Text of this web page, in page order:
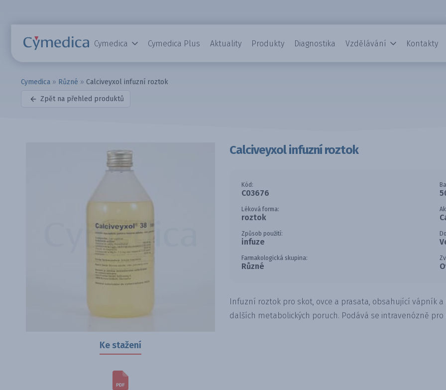
Cymedica Cymedica Plus Aktuality Produkty Diagnostika Vzdělávání Kontakty
Cymedica » Různé » Calciveyxol infuzní roztok
Zpět na přehled produktů
Ke stažení
Calciveyxol infuzní roztok
Kód:
C03676
Léková forma:
roztok
Způsob použití:
infuze
Farmakologická skupina:
Různé
Infuzní roztok pro skot, ovce a prasata, obsahující vápník
dalších metabolických poruch. Podává se intravenózně